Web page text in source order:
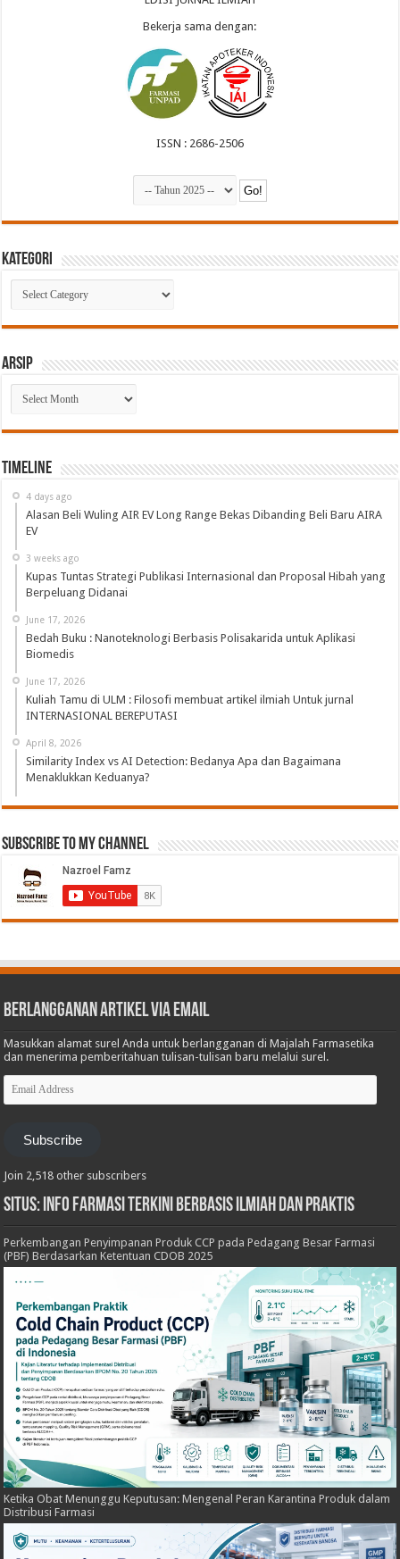
Bekerja sama dengan:
ISSN : 2686-2506
Kategori
Kategori
Arsip
Arsip
Timeline
4 days ago
Alasan Beli Wuling AIR EV Long Range Bekas Dibanding Beli Baru AIRA
EV
3 weeks ago
Kupas Tuntas Strategi Publikasi Internasional dan Proposal Hibah yang
Berpeluang Didanai
June 17, 2026
Bedah Buku : Nanoteknologi Berbasis Polisakarida untuk Aplikasi
Biomedis
June 17, 2026
Kuliah Tamu di ULM : Filosofi membuat artikel ilmiah Untuk jurnal
INTERNASIONAL BEREPUTASI
April 8, 2026
Similarity Index vs AI Detection: Bedanya Apa dan Bagaimana
Menaklukkan Keduanya?
Subscribe to My Channel
Berlangganan Artikel via Email
Masukkan alamat surel Anda untuk berlangganan di Majalah Farmasetika
dan menerima pemberitahuan tulisan-tulisan baru melalui surel.
Email
Address
Subscribe
Join 2,518 other subscribers
Situs: Info Farmasi Terkini Berbasis Ilmiah dan Praktis
Perkembangan Penyimpanan Produk CCP pada Pedagang Besar Farmasi
(PBF) Berdasarkan Ketentuan CDOB 2025
Ketika Obat Menunggu Keputusan: Mengenal Peran Karantina Produk dalam
Distribusi Farmasi